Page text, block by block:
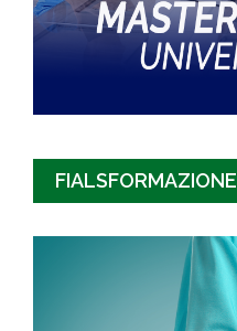
FIALSFORMAZIONE